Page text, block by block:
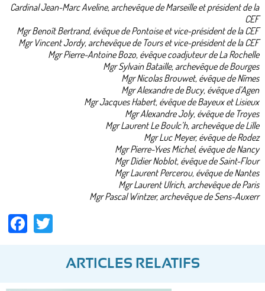
Cardinal Jean-Marc Aveline, archevêque de Marseille et président de la
CEF
Mgr Benoît Bertrand, évêque de Pontoise et vice-président de la CEF
Mgr Vincent Jordy, archevêque de Tours et vice-président de la CEF
Mgr Pierre-Antoine Bozo, évêque coadjuteur de La Rochelle
Mgr Sylvain Bataille, archevêque de Bourges
Mgr Nicolas Brouwet, évêque de Nîmes
Mgr Alexandre de Bucy, évêque d’Agen
Mgr Jacques Habert, évêque de Bayeux et Lisieux
Mgr Alexandre Joly, évêque de Troyes
Mgr Laurent Le Boulc’h, archevêque de Lille
Mgr Luc Meyer, évêque de Rodez
Mgr Pierre-Yves Michel, évêque de Nancy
Mgr Didier Noblot, évêque de Saint-Flour
Mgr Laurent Percerou, évêque de Nantes
Mgr Laurent Ulrich, archevêque de Paris
Mgr Pascal Wintzer, archevêque de Sens-Auxerr
Facebook
ARTICLES RELATIFS